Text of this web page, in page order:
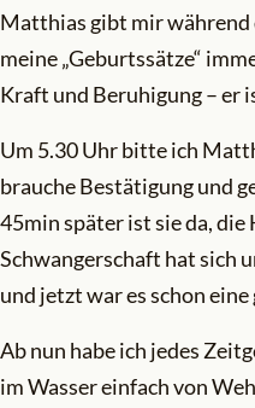
Matthias gibt mir
meine „Geburtssätze“
Kraft und Beruhigung – er
Um 5.30 Uhr bitte ich
brauche Bestätigung und
45min später ist sie da,
Schwangerschaft hat sich
und jetzt war es schon
Ab nun habe ich jedes
im Wasser einfach von